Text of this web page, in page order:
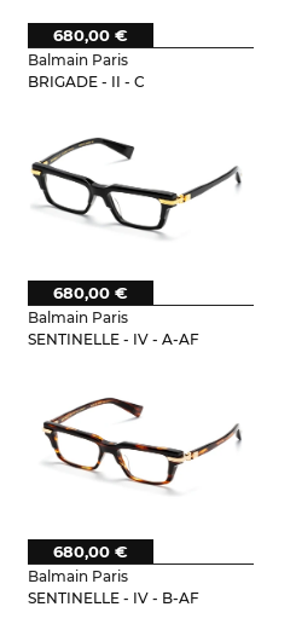
Balmain Paris
BRIGADE - II - C
680,00 €
Balmain Paris
SENTINELLE - IV - A-AF
680,00 €
Balmain Paris
SENTINELLE - IV - B-AF
680,00 €